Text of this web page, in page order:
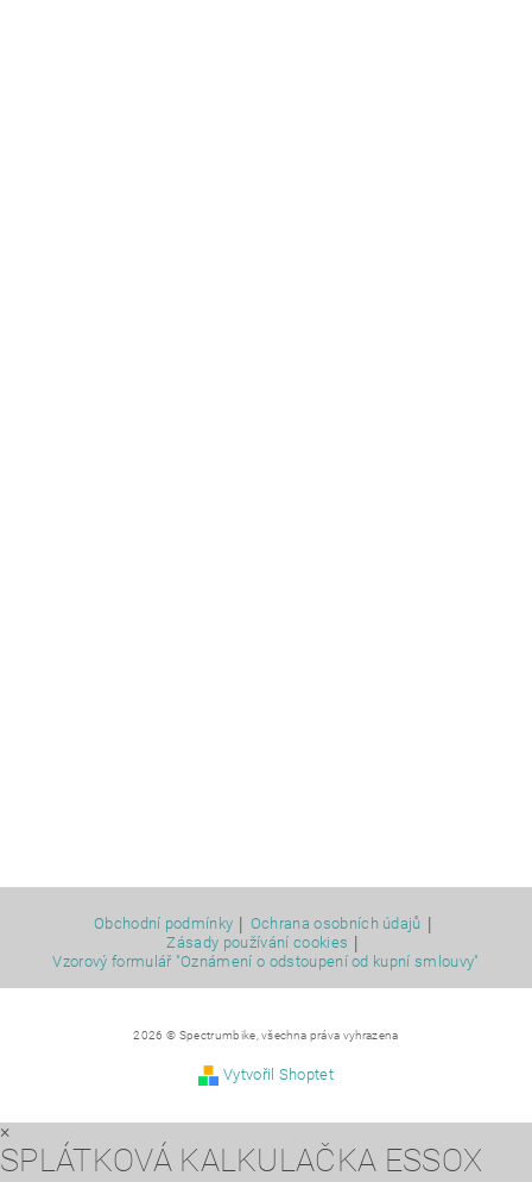
Obchodní podmínky Ochrana osobních údajů
Zásady používání cookies
Vzorový formulář "Oznámení o odstoupení od kupní smlouvy"
2026 © Spectrumbike, všechna práva vyhrazena
Vytvořil Shoptet
×
SPLÁTKOVÁ KALKULAČKA ESSOX